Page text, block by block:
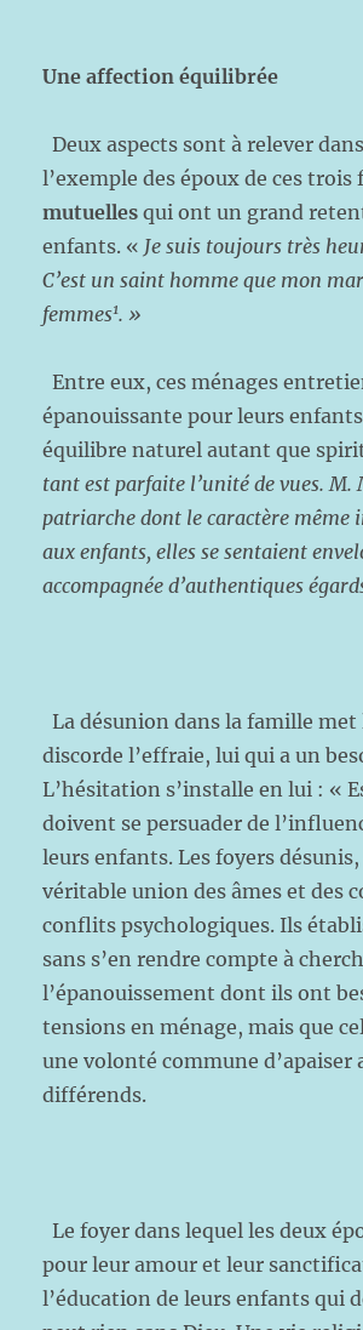
Une affection équilibrée
Deux aspects sont à relever
l’exemple des époux de ces
mutuelles qui ont un grand
enfants. « Je suis toujours très
C’est un saint homme que mon
femmes1. »
Entre eux, ces ménages
épanouissante pour leurs
équilibre naturel autant que
tant est parfaite l’unité de vues.
patriarche dont le caractère même
aux enfants, elles se sentaient
accompagnée d’authentiques
La désunion dans la famille
discorde l’effraie, lui qui a un
L’hésitation s’installe en lui : «
doivent se persuader de
leurs enfants. Les foyers
véritable union des âmes et des
conflits psychologiques. Ils
sans s’en rendre compte à
l’épanouissement dont ils ont
tensions en ménage, mais que
une volonté commune
différends.
Le foyer dans lequel les deux
pour leur amour et leur
l’éducation de leurs enfants qui